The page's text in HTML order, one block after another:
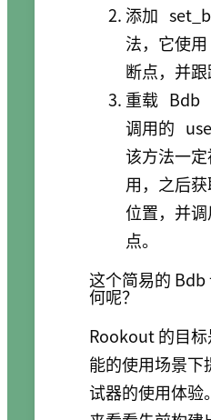
添加
法，它使用
断点，并跟
重载 Bdb
调用的
该方法一
用，之后
位置，并
点。
这个简易的 Bdb
何呢？
Rookout 的目
能的使用场景下
试器的使用体验